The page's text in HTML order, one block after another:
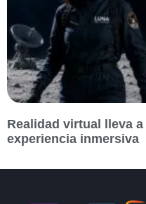
Realidad virtual lleva
experiencia inmersiva